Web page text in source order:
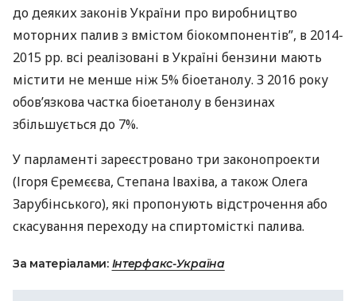
до деяких законів України про виробництво
моторних палив з вмістом біокомпонентів”, в 2014-
2015 рр. всі реалізовані в Україні бензини мають
містити не менше ніж 5% біоетанолу. З 2016 року
обов’язкова частка біоетанолу в бензинах
збільшується до 7%.
У парламенті зареєстровано три законопроекти
(Ігоря Єремєєва, Степана Івахіва, а також Олега
Зарубінського), які пропонують відстрочення або
скасування переходу на спиртомісткі палива.
За матеріалами: Інтерфакс-Україна